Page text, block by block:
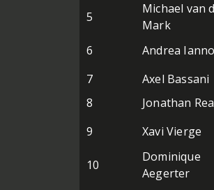
5
Michael van
Mark
6 Andrea
7
Axel Bassani
8
Jonathan Rea
9
Xavi Vierge
10
Dominique
Aegerter